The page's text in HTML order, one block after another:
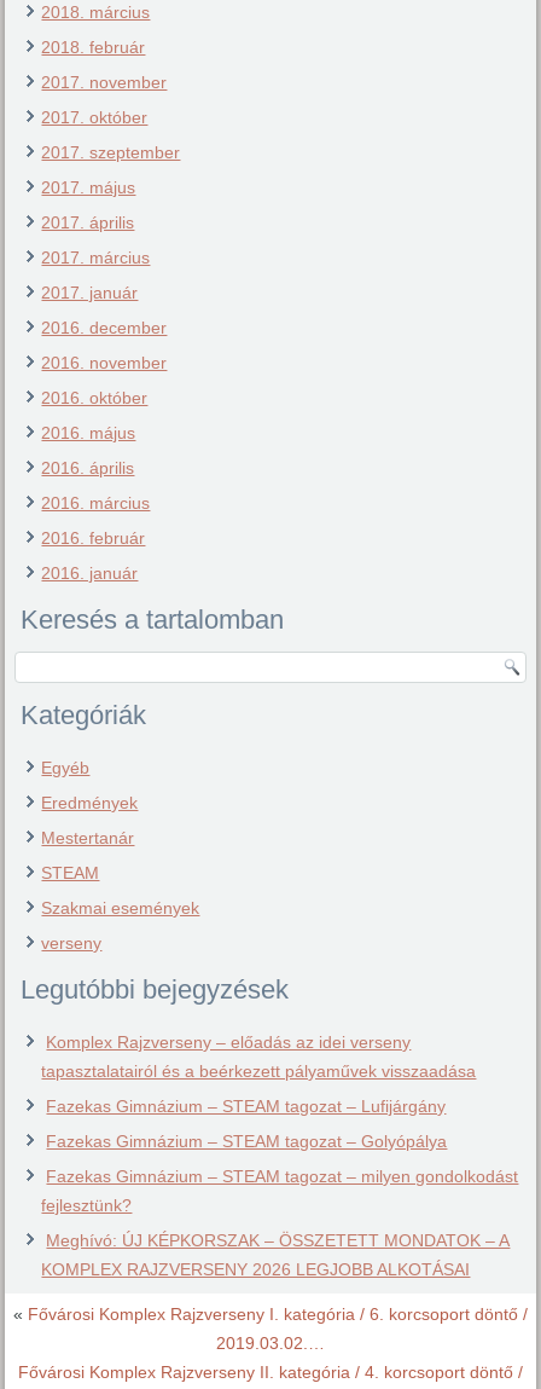
2018. március
2018. február
2017. november
2017. október
2017. szeptember
2017. május
2017. április
2017. március
2017. január
2016. december
2016. november
2016. október
2016. május
2016. április
2016. március
2016. február
2016. január
Keresés a tartalomban
Kategóriák
Egyéb
Eredmények
Mestertanár
STEAM
Szakmai események
verseny
Legutóbbi bejegyzések
Komplex Rajzverseny – előadás az idei verseny
tapasztalatairól és a beérkezett pályaművek visszaadása
Fazekas Gimnázium – STEAM tagozat – Lufijárgány
Fazekas Gimnázium – STEAM tagozat – Golyópálya
Fazekas Gimnázium – STEAM tagozat – milyen gondolkodást
fejlesztünk?
Meghívó: ÚJ KÉPKORSZAK – ÖSSZETETT MONDATOK – A
KOMPLEX RAJZVERSENY 2026 LEGJOBB ALKOTÁSAI
« Fővárosi Komplex Rajzverseny I. kategória / 6. korcsoport döntő /
2019.03.02.…
Fővárosi Komplex Rajzverseny II. kategória / 4. korcsoport döntő /